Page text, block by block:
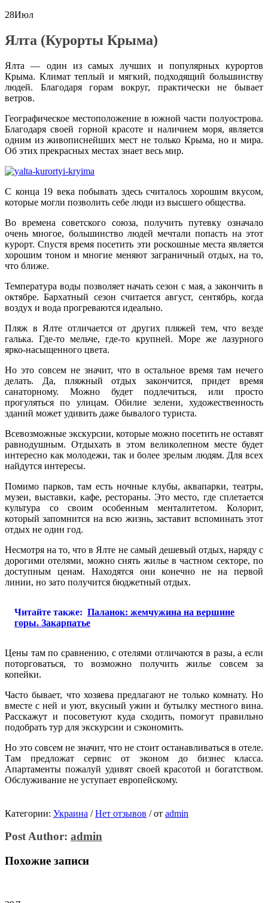
28Июл
Ялта (Курорты Крыма)
Ялта — один из самых лучших и популярных курортов
Крыма. Климат теплый и мягкий, подходящий большинству
людей. Благодаря горам вокруг, практически не бывает
ветров.
Географическое местоположение в южной части полуострова.
Благодаря своей горной красоте и наличием моря, является
одним из живописнейших мест не только Крыма, но и мира.
Об этих прекрасных местах знает весь мир.
С конца 19 века побывать здесь считалось хорошим вкусом,
которые могли позволить себе люди из высшего общества.
Во времена советского союза, получить путевку означало
очень многое, большинство людей мечтали попасть на этот
курорт. Спустя время посетить эти роскошные места является
хорошим тоном и многие меняют заграничный отдых, на то,
что ближе.
Температура воды позволяет начать сезон с мая, а закончить в
октябре. Бархатный сезон считается август, сентябрь, когда
воздух и вода прогреваются идеально.
Пляж в Ялте отличается от других пляжей тем, что везде
галька. Где-то мельче, где-то крупней. Море же лазурного
ярко-насыщенного цвета.
Но это совсем не значит, что в остальное время там нечего
делать. Да, пляжный отдых закончится, придет время
санаторному. Можно будет подлечиться, или просто
прогуляться по улицам. Обилие зелени, художественность
зданий может удивить даже бывалого туриста.
Всевозможные экскурсии, которые можно посетить не оставят
равнодушным. Отдыхать в этом великолепном месте будет
интересно как молодежи, так и более зрелым людям. Для всех
найдутся интересы.
Помимо парков, там есть ночные клубы, аквапарки, театры,
музеи, выставки, кафе, рестораны. Это место, где сплетается
культура со своим особенным менталитетом. Колорит,
который запомнится на всю жизнь, заставит вспоминать этот
отдых не один год.
Несмотря на то, что в Ялте не самый дешевый отдых, наряду с
дорогими отелями, можно снять жилье в частном секторе, по
доступным ценам. Находятся они конечно не на первой
линии, но зато получится бюджетный отдых.
Читайте также: Паланок: жемчужина на вершине
горы. Закарпатье
Цены там по сравнению, с отелями отличаются в разы, а если
поторговаться, то возможно получить жилье совсем за
копейки.
Часто бывает, что хозяева предлагают не только комнату. Но
вместе с ней и уют, вкусный ужин и бутылку местного вина.
Расскажут и посоветуют куда сходить, помогут правильно
подобрать тур для экскурсии и сэкономить.
Но это совсем не значит, что не стоит останавливаться в отеле.
Там предложат сервис от эконом до бизнес класса.
Апартаменты пожалуй удивят своей красотой и богатством.
Обслуживание не уступает европейскому.
Категории: Украина / Нет отзывов /от admin
Post Author: admin
Похожие записи